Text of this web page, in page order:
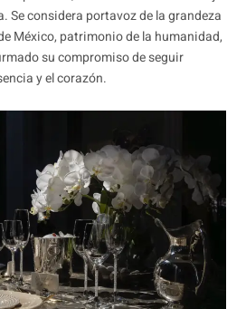
Se considera portavoz de la grandeza
México, patrimonio de la humanidad,
su compromiso de seguir
y el corazón.